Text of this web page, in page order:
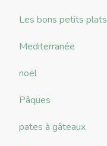
Les bons petits plats
Mediterranée
noël
Pâques
pates à gâteaux